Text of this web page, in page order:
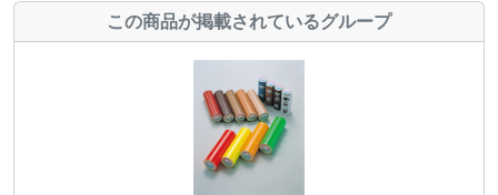
この商品が掲載されているグループ